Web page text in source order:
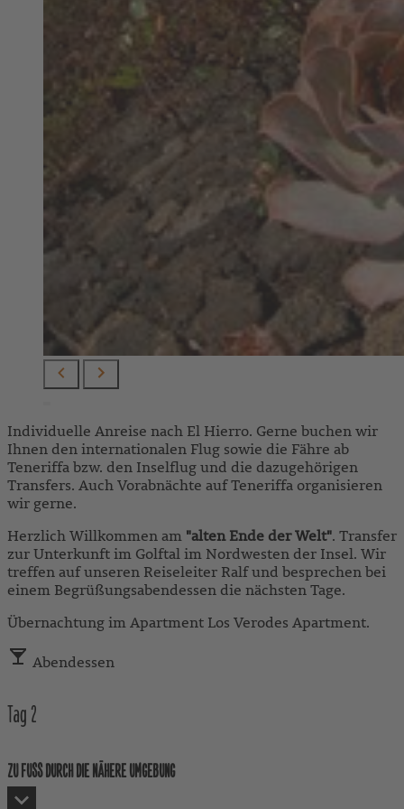
Individuelle Anreise nach El Hierro. Gerne buchen wir
Ihnen den internationalen Flug sowie die Fähre ab
Teneriffa bzw. den Inselflug und die dazugehörigen
Transfers. Auch Vorabnächte auf Teneriffa organisieren
wir gerne.
Herzlich Willkommen am "alten Ende der Welt". Transfer
zur Unterkunft im Golftal im Nordwesten der Insel. Wir
treffen auf unseren Reiseleiter Ralf und besprechen bei
einem Begrüßungsabendessen die nächsten Tage.
Übernachtung im Apartment Los Verodes Apartment.
Abendessen
Tag 2
ZU FUSS DURCH DIE NÄHERE UMGEBUNG